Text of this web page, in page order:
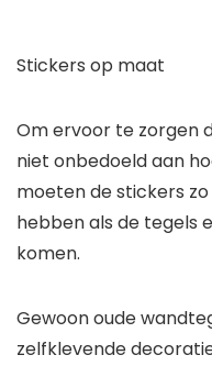
Stickers op maat
Om ervoor te zorgen
niet onbedoeld aan
moeten de stickers
hebben als de tegels
komen.
Gewoon oude
zelfklevende